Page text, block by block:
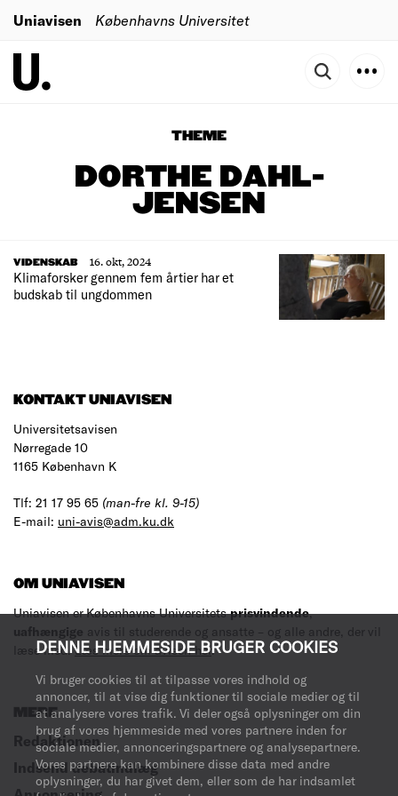
DENNE HJEMMESIDE BRUGER COOKIES
Vi bruger cookies til at tilpasse vores indhold og
annoncer, til at vise dig funktioner til sociale medier og til
at analysere vores trafik. Vi deler også oplysninger om din
brug af vores hjemmeside med vores partnere inden for
sociale medier, annonceringspartnere og analysepartnere.
Vores partnere kan kombinere disse data med andre
oplysninger, du har givet dem, eller som de har indsamlet
Uniavisen Københavns Universitet
THEME
DORTHE DAHL-
JENSEN
VIDENSKAB
16. okt, 2024
Klimaforsker gennem fem årtier har et
budskab til ungdommen
KONTAKT UNIAVISEN
Universitetsavisen
Nørregade 10
1165 København K
Tlf: 21 17 95 65 (man-fre kl. 9-15)
E-mail: uni-avis@adm.ku.dk
OM UNIAVISEN
Uniavisen er Københavns Universitetsprisvindende,
uafhængige avis til studerende og ansatte – og alle andre, der vil
læse med.Læs mere om avisen her.
MERE
Redaktionen
Indsend debatindlæg